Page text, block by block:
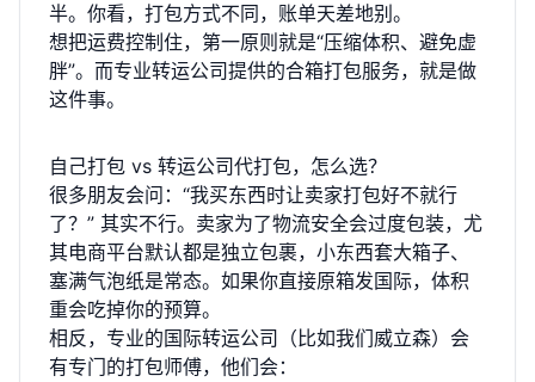
半。你看，打包方式不同，账单天差地别。
想把运费控制住，第一原则就是“压缩体积、避免虚
胖”。而专业转运公司提供的合箱打包服务，就是做
这件事。
自己打包 vs 转运公司代打包，怎么选？
很多朋友会问：“我买东西时让卖家打包好不就行
了？” 其实不行。卖家为了物流安全会过度包装，尤
其电商平台默认都是独立包裹，小东西套大箱子、
塞满气泡纸是常态。如果你直接原箱发国际，体积
重会吃掉你的预算。
相反，专业的国际转运公司（比如我们威立森）会
有专门的打包师傅，他们会：